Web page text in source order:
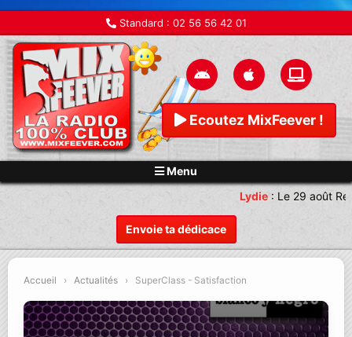
Standard : 02 56 56 42 01
Ecoutez MixFeever !
Menu
Envoie ta dédicace
Lydie:Le 29 août
Accueil › Actualités › SuperClass - Satisfaction